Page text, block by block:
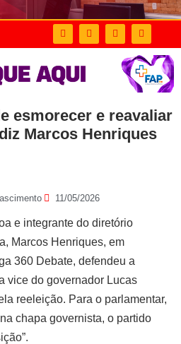
esmorecer e reavaliar
Marcos Henriques
11/05/2026
e integrante do diretório
Marcos Henriques, em
360 Debate, defendeu a
vice do governador Lucas
reeleição. Para o parlamentar,
chapa governista, o partido